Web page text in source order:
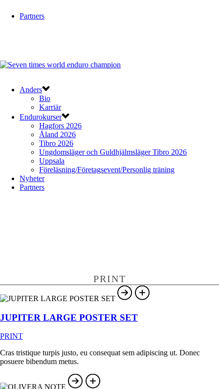
Partners
Anders
Bio
Karriär
Endurokurser
Hagfors 2026
Åland 2026
Tibro 2026
Ungdomsläger och Guldhjälmsläger Tibro 2026
Uppsala
Föreläsning/Företagsevent/Personlig träning
Nyheter
Partners
PRINT
JUPITER LARGE POSTER SET
PRINT
Cras tristique turpis justo, eu consequat sem adipiscing ut. Donec
posuere bibendum metus.